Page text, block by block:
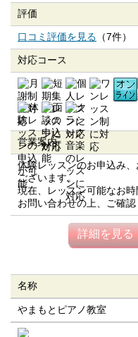
評価
口コミ評価を見る （7件）
対応コース
営業案内
体験レッスンのお申込み
ございます。
現在、レッスン可能なお時
お問い合わせの上、ご確認
詳細を見る
名称
やまもとピアノ教室